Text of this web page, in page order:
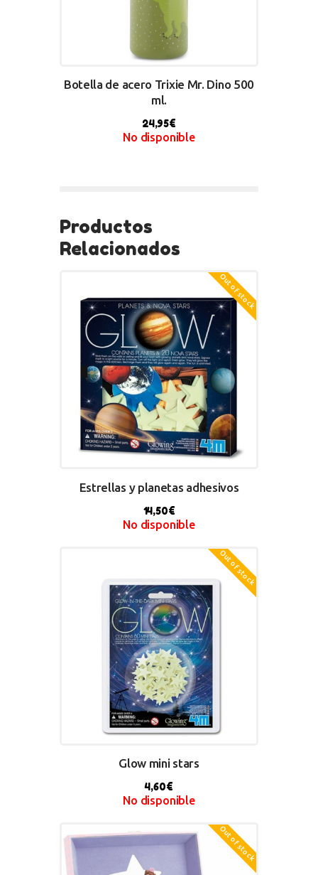
Botella de acero Trixie Mr. Dino 500
ml.
24,95€
No disponible
Productos
Relacionados
Out of stock
Estrellas y planetas adhesivos
14,50€
No disponible
Out of stock
Glow mini stars
4,60€
No disponible
Out of stock